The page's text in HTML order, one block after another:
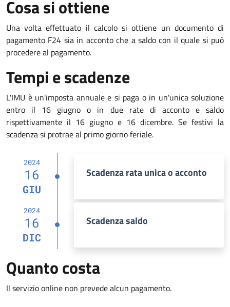
Cosa si ottiene
Una volta effettuato il calcolo si ottiene un documento di
pagamento F24 sia in acconto che a saldo con il quale si può
procedere al pagamento.
Tempi e scadenze
L'IMU è un'imposta annuale e si paga o in un'unica soluzione
entro il 16 giugno o in due rate di acconto e saldo
rispettivamente il 16 giugno e 16 dicembre. Se festivi la
scadenza si protrae al primo giorno feriale.
2024
16
GIU
Scadenza rata unica o acconto
2024
16
DIC
Scadenza saldo
Quanto costa
Il servizio online non prevede alcun pagamento.